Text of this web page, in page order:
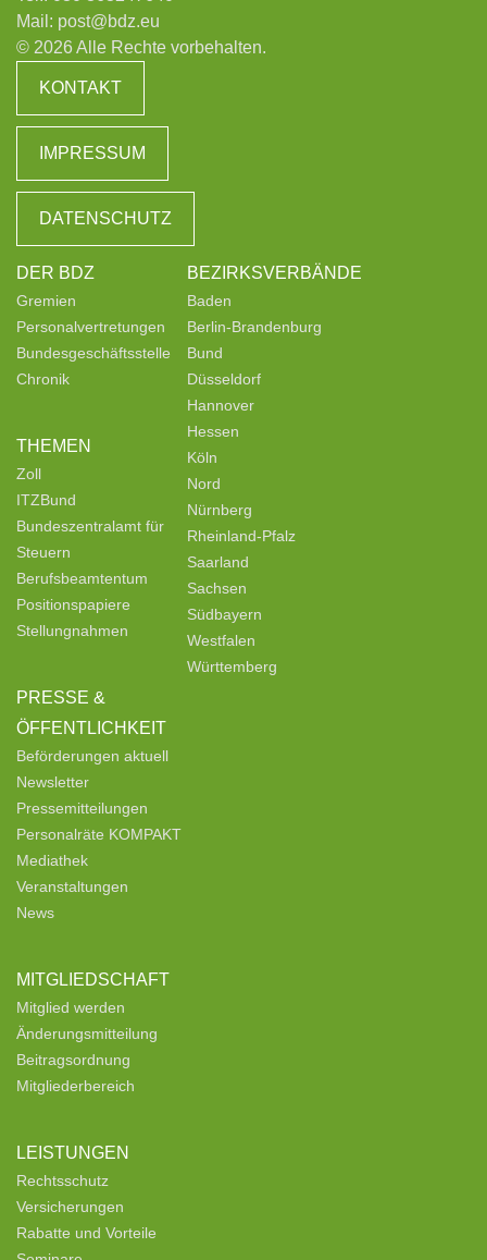
Mail: post@bdz.eu
© 2026 Alle Rechte vorbehalten.
KONTAKT
IMPRESSUM
DATENSCHUTZ
DER BDZ
Gremien
Personalvertretungen
Bundesgeschäftsstelle
Chronik
THEMEN
Zoll
ITZBund
Bundeszentralamt für
Steuern
Berufsbeamtentum
Positionspapiere
Stellungnahmen
PRESSE &
ÖFFENTLICHKEIT
Beförderungen aktuell
Newsletter
Pressemitteilungen
Personalräte KOMPAKT
Mediathek
Veranstaltungen
News
MITGLIEDSCHAFT
Mitglied werden
Änderungsmitteilung
Beitragsordnung
Mitgliederbereich
LEISTUNGEN
Rechtsschutz
Versicherungen
Rabatte und Vorteile
BEZIRKSVERBÄNDE
Baden
Berlin-Brandenburg
Bund
Düsseldorf
Hannover
Hessen
Köln
Nord
Nürnberg
Rheinland-Pfalz
Saarland
Sachsen
Südbayern
Westfalen
Württemberg